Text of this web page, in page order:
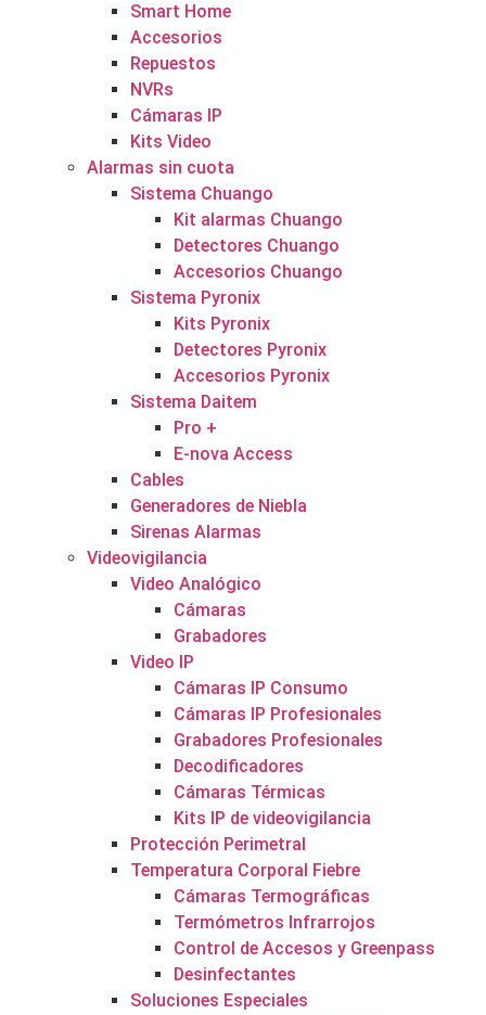
Smart Home
Accesorios
Repuestos
NVRs
Cámaras IP
Kits Video
Alarmas sin cuota
Sistema Chuango
Kit alarmas Chuango
Detectores Chuango
Accesorios Chuango
Sistema Pyronix
Kits Pyronix
Detectores Pyronix
Accesorios Pyronix
Sistema Daitem
Pro +
E-nova Access
Cables
Generadores de Niebla
Sirenas Alarmas
Videovigilancia
Video Analógico
Cámaras
Grabadores
Video IP
Cámaras IP Consumo
Cámaras IP Profesionales
Grabadores Profesionales
Decodificadores
Cámaras Térmicas
Kits IP de videovigilancia
Protección Perimetral
Temperatura Corporal Fiebre
Cámaras Termográficas
Termómetros Infrarrojos
Control de Accesos y Greenpass
Desinfectantes
Soluciones Especiales